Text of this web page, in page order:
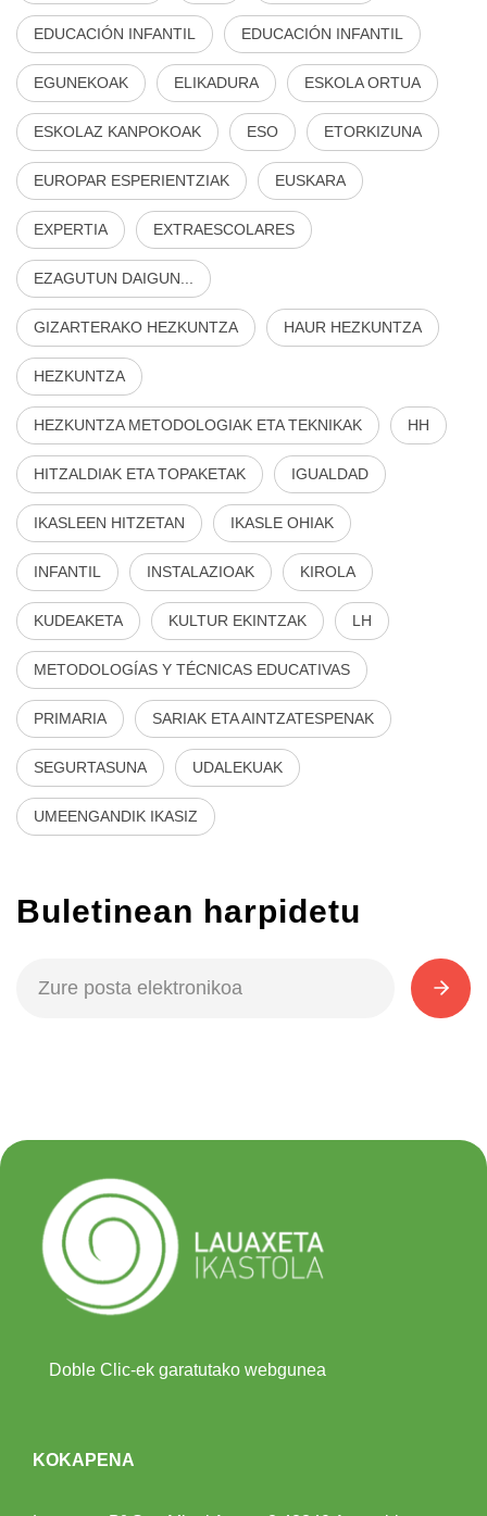
EDUCACIÓN INFANTIL EDUCACIÓN INFANTIL
EGUNEKOAK ELIKADURA ESKOLA ORTUA
ESKOLAZ KANPOKOAK ESO ETORKIZUNA
EUROPAR ESPERIENTZIAK EUSKARA
EXPERTIA EXTRAESCOLARES
EZAGUTUN DAIGUN...
GIZARTERAKO HEZKUNTZA HAUR HEZKUNTZA
HEZKUNTZA
HEZKUNTZA METODOLOGIAK ETA TEKNIKAK HH
HITZALDIAK ETA TOPAKETAK IGUALDAD
IKASLEEN HITZETAN IKASLE OHIAK
INFANTIL INSTALAZIOAK KIROLA
KUDEAKETA KULTUR EKINTZAK LH
METODOLOGÍAS Y TÉCNICAS EDUCATIVAS
PRIMARIA SARIAK ETA AINTZATESPENAK
SEGURTASUNA UDALEKUAK
UMEENGANDIK IKASIZ
Buletinean harpidetu
Doble Clic-ek garatutako webgunea
KOKAPENA